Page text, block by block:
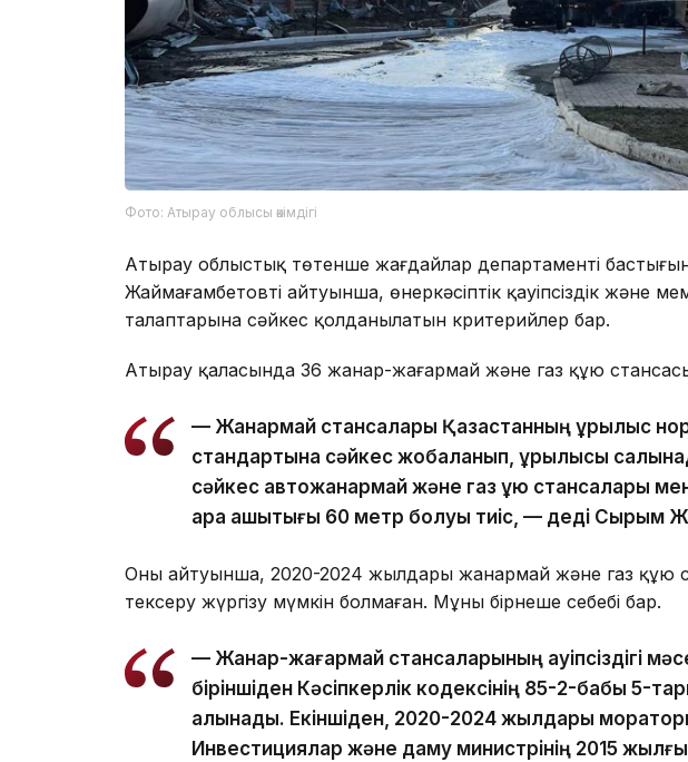
Фото: Атырау облысы әкімдігі
Атырау облыстық төтенше жағдайлар департаменті
Жаймағамбетовтің айтуынша, өнеркәсіптік қауіпсіздік және
талаптарына сәйкес қолданылатын критерийлер бар.
Атырау қаласында 36 жанар-жағармай және газ құю стансасы
— Жанармай стансалары Қазақстанның құрылыс
стандартына сәйкес жобаланып, құрылысы
сәйкес автожанармай және газ құю стансалары
ара қашықтығы 60 метр болуы тиіс, — деді Сырым
Оның айтуынша, 2020-2024 жылдары жанармай және газ құю
тексеру жүргізу мүмкін болмаған. Мұның бірнеше себебі бар.
— Жанар-жағармай стансаларының қауіпсіздігі
біріншіден Кәсіпкерлік кодексінің 85-2-бабы 5-
алынады. Екіншіден, 2020-2024 жылдары
Инвестициялар және даму министрінің 2015